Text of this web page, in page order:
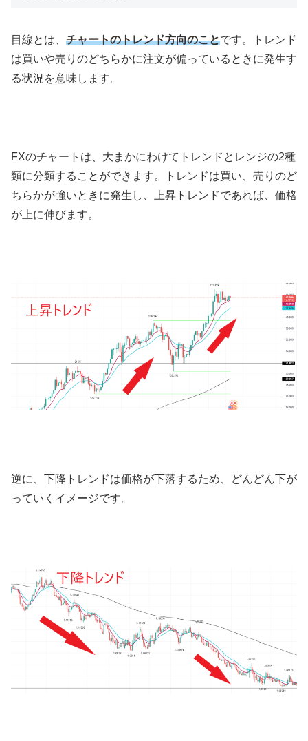
目線とは、 チャートのトレンド方向のことです。トレンド
は買いや売りのどちらかに注文が偏っているときに発生す
る状況を意味します。
FXのチャートは、大まかにわけてトレンドとレンジの2種
類に分類することができます。トレンドは買い、売りのど
ちらかが強いときに発生し、上昇トレンドであれば、価格
が上に伸びます。
逆に、下降トレンドは価格が下落するため、どんどん下が
っていくイメージです。